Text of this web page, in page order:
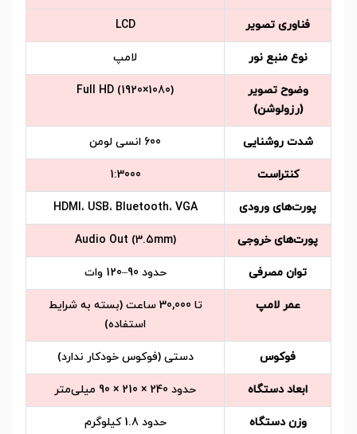
فناوری تصویر LCD
نوع منبع نور لامپ
وضوح تصویر
(رزولوشن)
Full HD (1920×1080)
شدت روشنایی 600 انسی لومن
کنتراست 1:3000
پورت‌های ورودی HDMI، USB، Bluetooth، VGA
پورت‌های خروجی Audio Out (3.5mm)
توان مصرفی حدود 90–120 وات
عمر لامپ
تا 30,000 ساعت (بسته به شرایط
استفاده)
فوکوس دستی (فوکوس خودکار ندارد)
ابعاد دستگاه حدود 240 × 210 × 90 میلی‌متر
وزن دستگاه حدود 1.8 کیلوگرم